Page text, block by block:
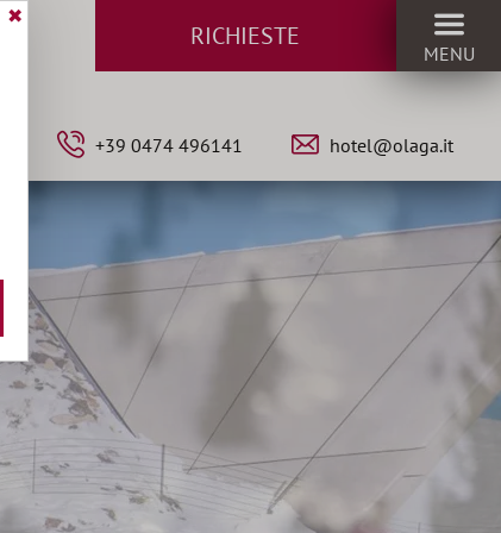
MENU
RICHIESTE
hotel@olaga.it
+39 0474 496141
✖